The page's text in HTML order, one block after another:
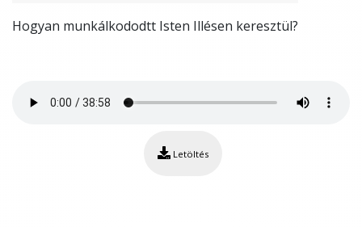
Hogyan munkálkododtt Isten Illésen keresztül?
Letöltés